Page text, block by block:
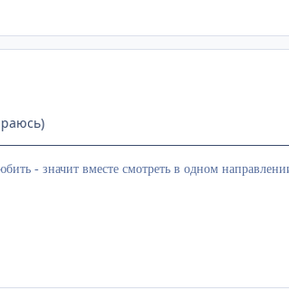
- значит вместе смотреть в одном